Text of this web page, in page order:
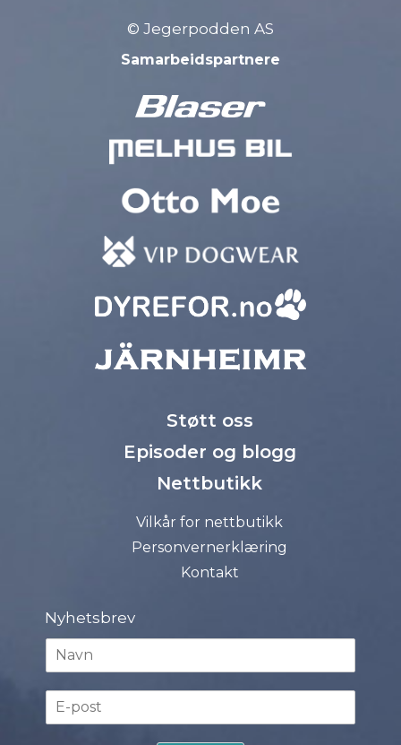
© Jegerpodden AS
Samarbeidspartnere
Støtt oss
Episoder og blogg
Nettbutikk
Vilkår for nettbutikk
Personvernerklæring
Kontakt
Nyhetsbrev